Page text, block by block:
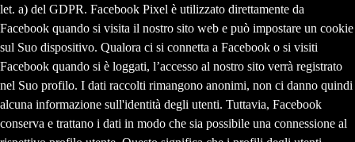
let. a) del GDPR. Facebook Pixel è utilizzato direttamente da
Facebook quando si visita il nostro sito web e può impostare un cookie
sul Suo dispositivo. Qualora ci si connetta a Facebook o si visiti
Facebook quando si è loggati, l’accesso al nostro sito verrà registrato
nel Suo profilo. I dati raccolti rimangono anonimi, non ci danno quindi
alcuna informazione sull'identità degli utenti. Tuttavia, Facebook
conserva e trattano i dati in modo che sia possibile una connessione al